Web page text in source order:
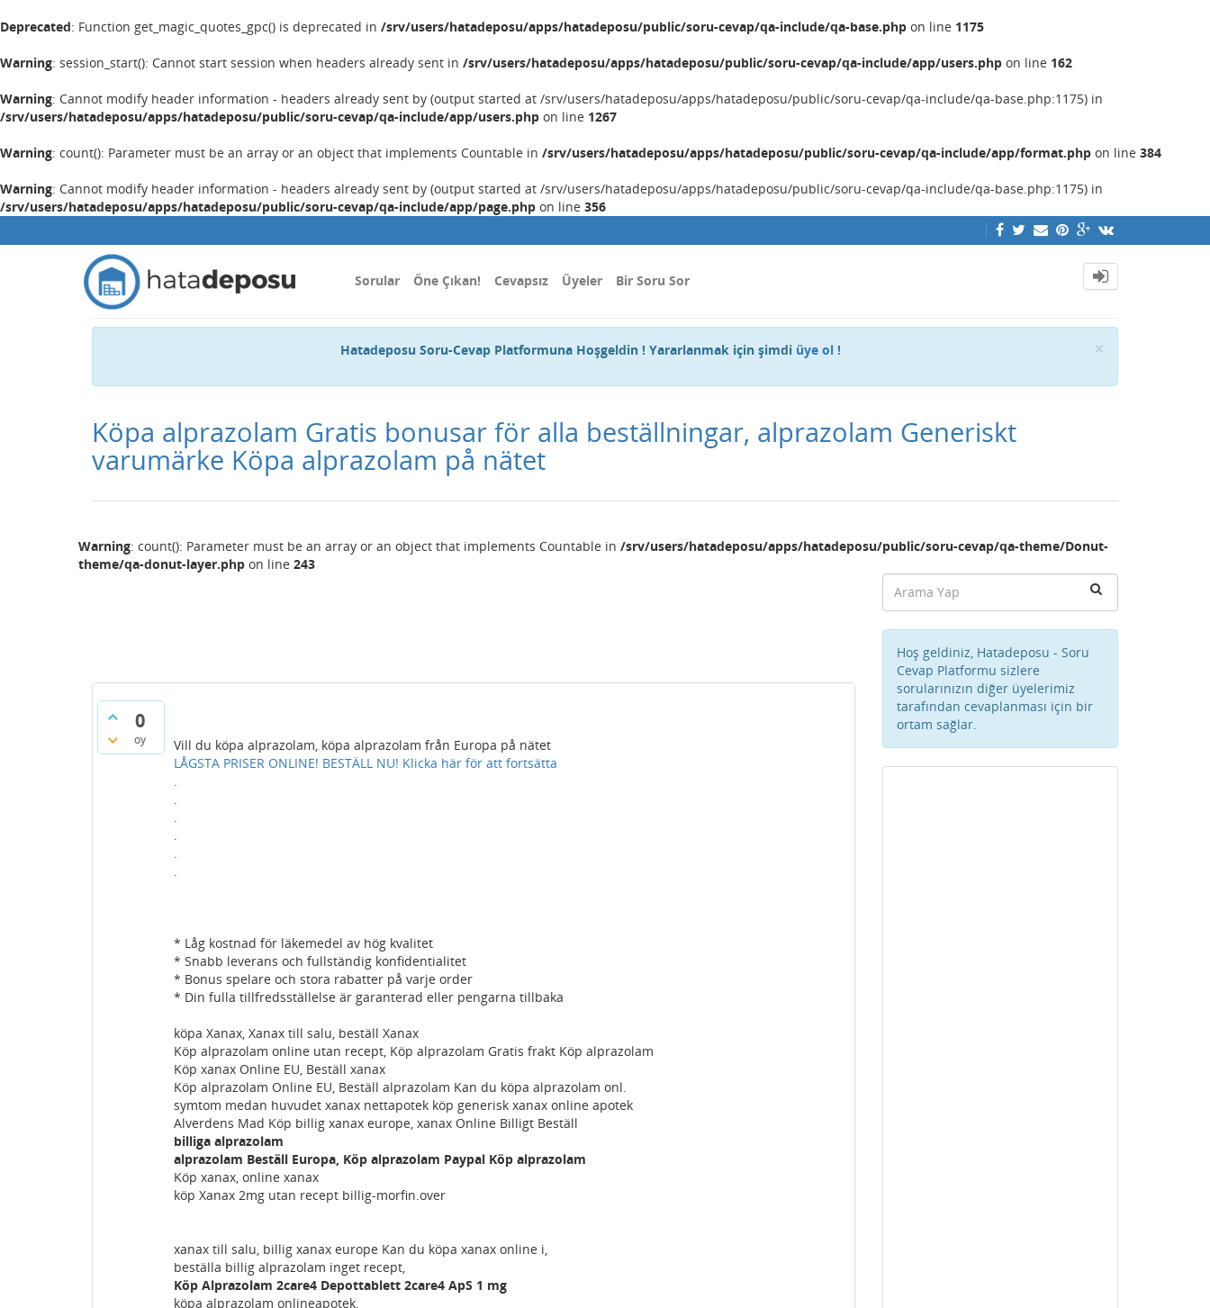
Deprecated: Function get_magic_quotes_gpc() is deprecated in /srv/users/hatadeposu/apps/hatadeposu/public/soru-cevap/qa-include/qa-base.php on line 1175
Warning: session_start(): Cannot start session when headers already sent in /srv/users/hatadeposu/apps/hatadeposu/public/soru-cevap/qa-include/app/users.php on line 162
Warning: Cannot modify header information - headers already sent by (output started at /srv/users/hatadeposu/apps/hatadeposu/public/soru-cevap/qa-include/qa-base.php:1175) in
/srv/users/hatadeposu/apps/hatadeposu/public/soru-cevap/qa-include/app/users.php on line 1267
Warning: count(): Parameter must be an array or an object that implements Countable in /srv/users/hatadeposu/apps/hatadeposu/public/soru-cevap/qa-include/app/format.php on line 384
Warning: Cannot modify header information - headers already sent by (output started at /srv/users/hatadeposu/apps/hatadeposu/public/soru-cevap/qa-include/qa-base.php:1175) in
/srv/users/hatadeposu/apps/hatadeposu/public/soru-cevap/qa-include/app/page.php on line 356
Sorular Öne Çıkan! Cevapsız Üyeler Bir Soru Sor
×
Hatadeposu Soru-Cevap Platformuna Hoşgeldin ! Yararlanmak için şimdi üye ol !
Köpa alprazolam Gratis bonusar för alla beställningar, alprazolam Generiskt
varumärke Köpa alprazolam på nätet
Warning: count(): Parameter must be an array or an object that implements Countable in /srv/users/hatadeposu/apps/hatadeposu/public/soru-cevap/qa-theme/Donut-
theme/qa-donut-layer.php on line 243
0
oy
Vill du köpa alprazolam, köpa alprazolam från Europa på nätet
LÅGSTA PRISER ONLINE! BESTÄLL NU! Klicka här för att fortsätta
.
.
.
.
.
.
* Låg kostnad för läkemedel av hög kvalitet
* Snabb leverans och fullständig konfidentialitet
* Bonus spelare och stora rabatter på varje order
* Din fulla tillfredsställelse är garanterad eller pengarna tillbaka
köpa Xanax, Xanax till salu, beställ Xanax
Köp alprazolam online utan recept, Köp alprazolam Gratis frakt Köp alprazolam
Köp xanax Online EU, Beställ xanax
Köp alprazolam Online EU, Beställ alprazolam Kan du köpa alprazolam onl.
symtom medan huvudet xanax nettapotek köp generisk xanax online apotek
Alverdens Mad Köp billig xanax europe, xanax Online Billigt Beställ
billiga alprazolam
alprazolam Beställ Europa, Köp alprazolam Paypal Köp alprazolam
Köp xanax, online xanax
köp Xanax 2mg utan recept billig-morfin.over
xanax till salu, billig xanax europe Kan du köpa xanax online i,
beställa billig alprazolam inget recept,
Köp Alprazolam 2care4 Depottablett 2care4 ApS 1 mg
köpa alprazolam onlineapotek,
Hoş geldiniz, Hatadeposu - Soru
Cevap Platformu sizlere
sorularınızın diğer üyelerimiz
tarafından cevaplanması için bir
ortam sağlar.